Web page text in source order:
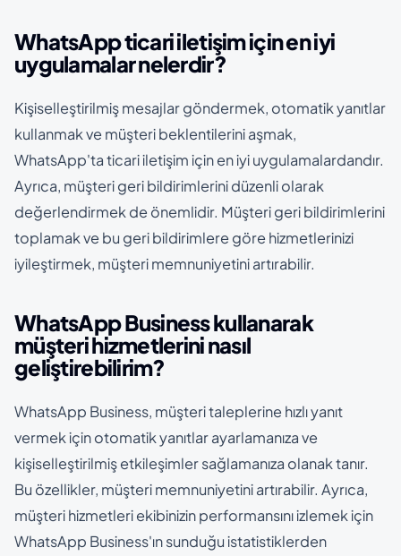
WhatsApp ticari iletişim için en iyi
uygulamalar nelerdir?
Kişiselleştirilmiş mesajlar göndermek, otomatik yanıtlar
kullanmak ve müşteri beklentilerini aşmak,
WhatsApp'ta ticari iletişim için en iyi uygulamalardandır.
Ayrıca, müşteri geri bildirimlerini düzenli olarak
değerlendirmek de önemlidir. Müşteri geri bildirimlerini
toplamak ve bu geri bildirimlere göre hizmetlerinizi
iyileştirmek, müşteri memnuniyetini artırabilir.
WhatsApp Business kullanarak
müşteri hizmetlerini nasıl
geliştirebilirim?
WhatsApp Business, müşteri taleplerine hızlı yanıt
vermek için otomatik yanıtlar ayarlamanıza ve
kişiselleştirilmiş etkileşimler sağlamanıza olanak tanır.
Bu özellikler, müşteri memnuniyetini artırabilir. Ayrıca,
müşteri hizmetleri ekibinizin performansını izlemek için
WhatsApp Business'ın sunduğu istatistiklerden